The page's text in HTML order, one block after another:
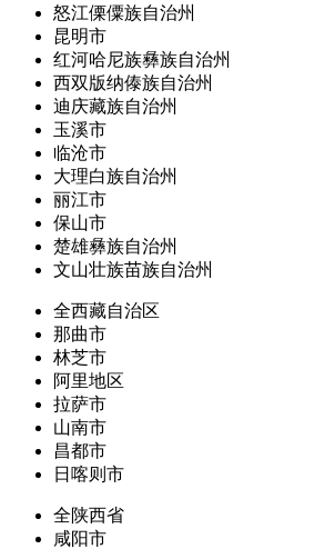
怒江傈僳族自治州
昆明市
红河哈尼族彝族自治州
西双版纳傣族自治州
迪庆藏族自治州
玉溪市
临沧市
大理白族自治州
丽江市
保山市
楚雄彝族自治州
文山壮族苗族自治州
全西藏自治区
那曲市
林芝市
阿里地区
拉萨市
山南市
昌都市
日喀则市
全陕西省
咸阳市